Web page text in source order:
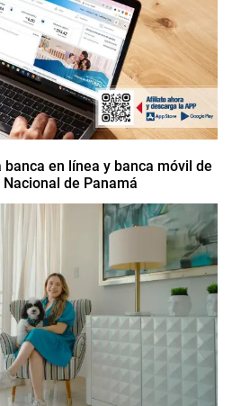
en línea y banca móvil de
Nacional de Panamá